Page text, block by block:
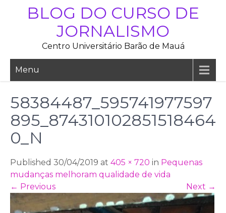
BLOG DO CURSO DE
JORNALISMO
Centro Universitário Barão de Mauá
Menu
58384487_595741977597
895_874310102851518464
0_N
Published 30/04/2019 at 405 × 720 in Pequenas
mudanças melhoram qualidade de vida
← Previous Next →